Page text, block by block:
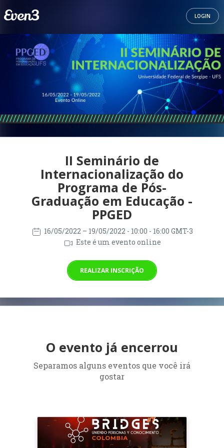
LOGIN
II Seminário de
Internacionalização do
Programa de Pós-
Graduação em Educação -
PPGED
16/05/2022 – 19/05/2022 - 10:00 - 16:00 GMT-3
Este é um evento online
REALIZAR INSCRIÇÃO
O evento já encerrou
Separamos alguns eventos que você irá
gostar